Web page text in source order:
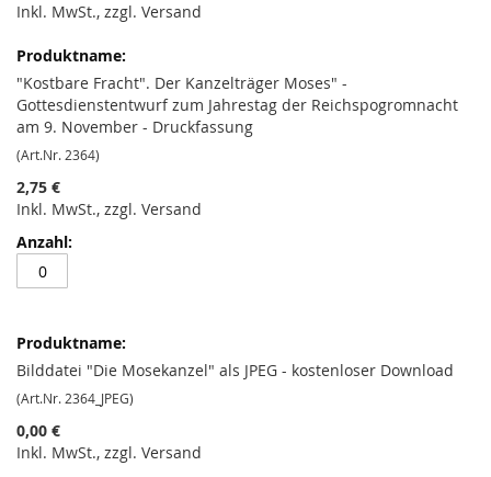
Inkl. MwSt., zzgl. Versand
Produkte
-
Artikel
"Kostbare Fracht". Der Kanzelträger Moses" -
Gottesdienstentwurf zum Jahrestag der Reichspogromnacht
am 9. November - Druckfassung
(Art.Nr. 2364)
2,75 €
Inkl. MwSt., zzgl. Versand
Bilddatei "Die Mosekanzel" als JPEG - kostenloser Download
(Art.Nr. 2364_JPEG)
0,00 €
Inkl. MwSt., zzgl. Versand